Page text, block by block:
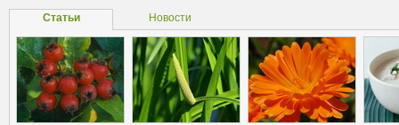
Статьи Новости